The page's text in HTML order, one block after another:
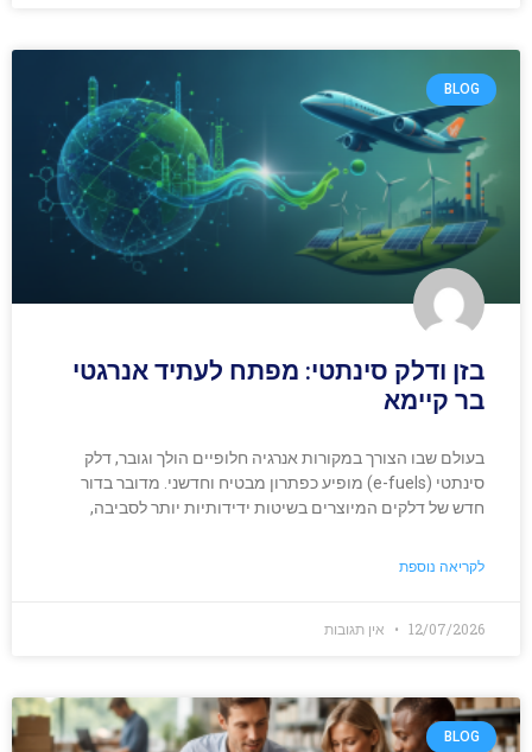
BLOG
בזן ודלק סינתטי: מפתח לעתיד אנרגטי
בר קיימא
בעולם שבו הצורך במקורות אנרגיה חלופיים הולך וגובר, דלק
סינתטי (e-fuels) מופיע כפתרון מבטיח וחדשני. מדובר בדור
חדש של דלקים המיוצרים בשיטות ידידותיות יותר לסביבה,
לקריאה נוספת
12/07/2026 אין תגובות
BLOG